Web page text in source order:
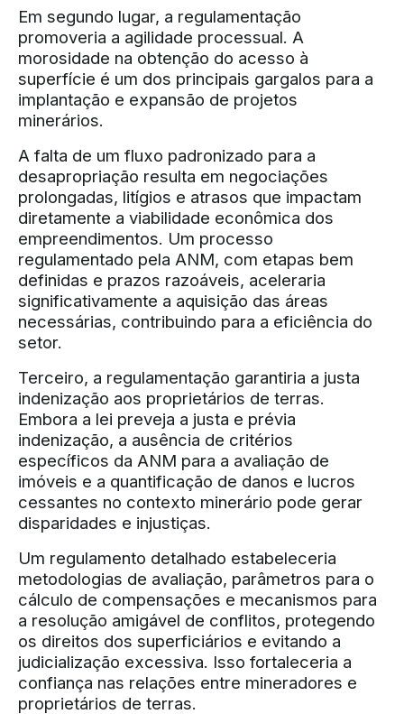
Em segundo lugar, a regulamentação
promoveria a agilidade processual. A
morosidade na obtenção do acesso à
superfície é um dos principais gargalos para a
implantação e expansão de projetos
minerários.
A falta de um fluxo padronizado para a
desapropriação resulta em negociações
prolongadas, litígios e atrasos que impactam
diretamente a viabilidade econômica dos
empreendimentos. Um processo
regulamentado pela ANM, com etapas bem
definidas e prazos razoáveis, aceleraria
significativamente a aquisição das áreas
necessárias, contribuindo para a eficiência do
setor.
Terceiro, a regulamentação garantiria a justa
indenização aos proprietários de terras.
Embora a lei preveja a justa e prévia
indenização, a ausência de critérios
específicos da ANM para a avaliação de
imóveis e a quantificação de danos e lucros
cessantes no contexto minerário pode gerar
disparidades e injustiças.
Um regulamento detalhado estabeleceria
metodologias de avaliação, parâmetros para o
cálculo de compensações e mecanismos para
a resolução amigável de conflitos, protegendo
os direitos dos superficiários e evitando a
judicialização excessiva. Isso fortaleceria a
confiança nas relações entre mineradores e
proprietários de terras.